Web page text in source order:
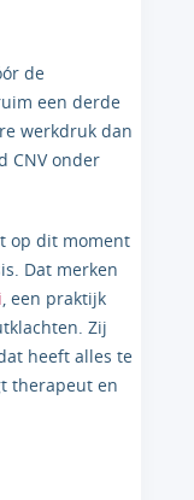
de
een derde
werkdruk dan
CNV onder
op dit moment
Dat merken
, een praktijk
Zij
heeft alles te
therapeut en